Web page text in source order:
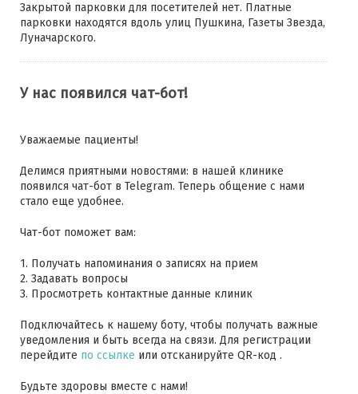
Закрытой парковки для посетителей нет. Платные
парковки находятся вдоль улиц Пушкина, Газеты Звезда,
Луначарского.
У нас появился чат-бот!
Уважаемые пациенты!
Делимся приятными новостями: в нашей клинике
появился чат-бот в Telegram. Теперь общение с нами
стало еще удобнее.
Чат-бот поможет вам:
1. Получать напоминания о записях на прием
2. Задавать вопросы
3. Просмотреть контактные данные клиник
Подключайтесь к нашему боту, чтобы получать важные
уведомления и быть всегда на связи. Для регистрации
перейдите по ссылке или отсканируйте QR-код .
Будьте здоровы вместе с нами!